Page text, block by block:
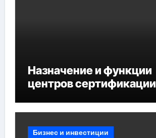
Назначение и функции
центров сертификации
Бизнес и инвестиции